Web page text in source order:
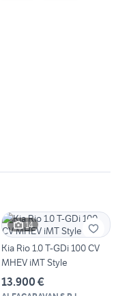
14
Kia Rio 1.0 T-GDi 100 CV
MHEV iMT Style
13.900 €